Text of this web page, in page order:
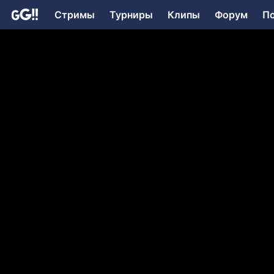
Стримы Турниры Клипы Форум